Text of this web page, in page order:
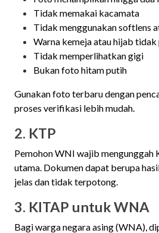
Tidak memakai kacamata
Tidak menggunakan softlens
Warna kemeja atau hijab
Tidak memperlihatkan gigi
Bukan foto hitam putih
Gunakan foto terbaru dengan
proses verifikasi lebih mudah.
2. KTP
Pemohon WNI wajib mengunggah
utama. Dokumen dapat berupa
jelas dan tidak terpotong.
3. KITAP untuk WNA
Bagi warga negara asing (WNA),